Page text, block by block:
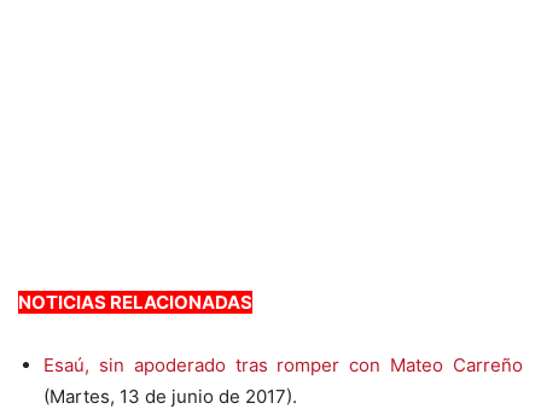
NOTICIAS RELACIONADAS
Esaú, sin apoderado tras romper con Mateo Carreño
(Martes, 13 de junio de 2017).